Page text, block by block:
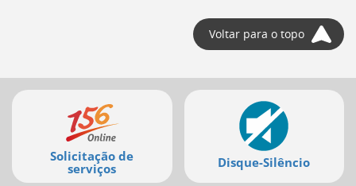
Voltar para o topo
Mais
serviços
Solicitação de
serviços
Disque-Silêncio